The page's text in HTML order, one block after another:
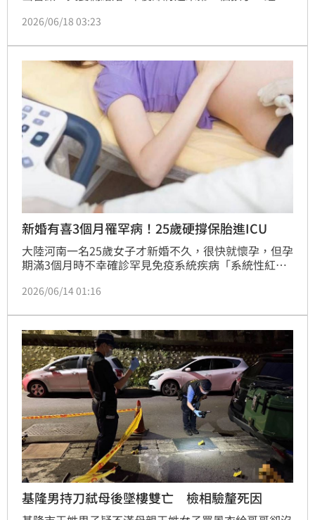
胎，夫妻兩人也正懷著感恩與期待的心情，準備迎接新
2026/06/18 03:23
新婚有喜3個月罹罕病！25歲硬撐保胎進ICU
大陸河南一名25歲女子才新婚不久，很快就懷孕，但孕
期滿3個月時不幸確診罕見免疫系統疾病「系統性紅斑
議終止妊娠，然而女子出於對新生命的深厚母愛，不顧
加護病房急救，並剖腹早產生下僅750克女嬰，如今母
女都仍在搶救中，尚未脫離險境。
2026/06/14 01:16
基隆男持刀弒母後墜樓雙亡 檢相驗釐死因